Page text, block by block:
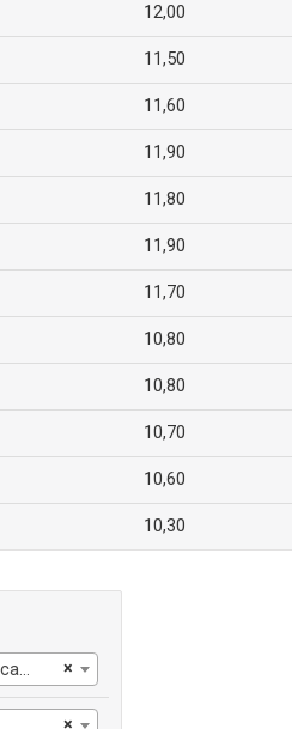
12,00
11,50
11,60
11,90
11,80
11,90
11,70
10,80
10,80
10,70
10,60
10,30
×
Taux de syndicalisation